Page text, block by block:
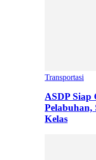
Transportasi
ASDP Siap
Pelabuhan,
Kelas